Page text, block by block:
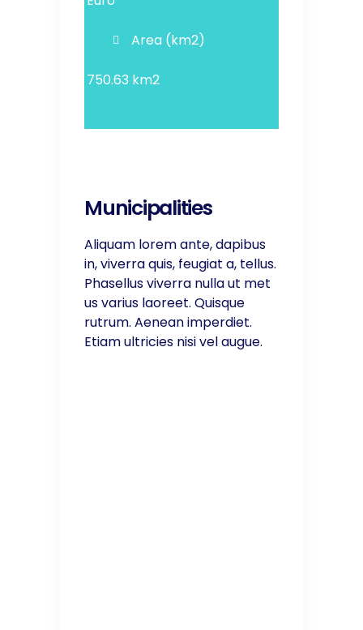
Area (km2)
750.63 km2
Municipalities
Aliquam lorem ante, dapibus
in, viverra quis, feugiat a, tellus.
Phasellus viverra nulla ut met
us varius laoreet. Quisque
rutrum. Aenean imperdiet.
Etiam ultricies nisi vel augue.